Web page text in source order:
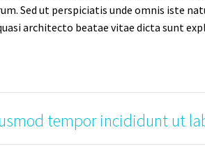
Sed ut perspiciatis unde omnis iste
architecto beatae vitae dicta sunt
tempor incididunt ut